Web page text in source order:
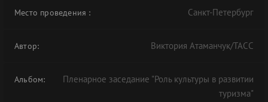
Место проведения : Санкт-Петербург
Автор: Виктория Атаманчук/ТАСС
Альбом:
Пленарное заседание "Роль культуры в развитии
туризма"